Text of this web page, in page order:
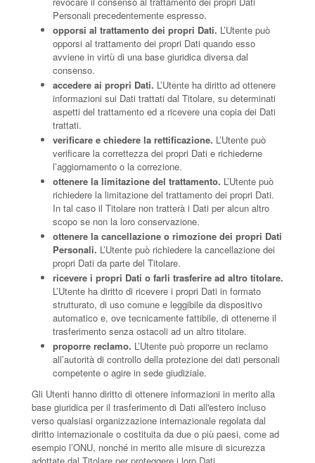
Personali precedentemente espresso.
opporsi al trattamento dei propri Dati. L’Utente può
opporsi al trattamento dei propri Dati quando esso
avviene in virtù di una base giuridica diversa dal
consenso.
accedere ai propri Dati. L’Utente ha diritto ad ottenere
informazioni sui Dati trattati dal Titolare, su determinati
aspetti del trattamento ed a ricevere una copia dei Dati
trattati.
verificare e chiedere la rettificazione. L’Utente può
verificare la correttezza dei propri Dati e richiederne
l’aggiornamento o la correzione.
ottenere la limitazione del trattamento. L’Utente può
richiedere la limitazione del trattamento dei propri Dati.
In tal caso il Titolare non tratterà i Dati per alcun altro
scopo se non la loro conservazione.
ottenere la cancellazione o rimozione dei propri Dati
Personali. L’Utente può richiedere la cancellazione dei
propri Dati da parte del Titolare.
ricevere i propri Dati o farli trasferire ad altro titolare.
L’Utente ha diritto di ricevere i propri Dati in formato
strutturato, di uso comune e leggibile da dispositivo
automatico e, ove tecnicamente fattibile, di ottenerne il
trasferimento senza ostacoli ad un altro titolare.
proporre reclamo. L’Utente può proporre un reclamo
all’autorità di controllo della protezione dei dati personali
competente o agire in sede giudiziale.
Gli Utenti hanno diritto di ottenere informazioni in merito alla
base giuridica per il trasferimento di Dati all'estero incluso
verso qualsiasi organizzazione internazionale regolata dal
diritto internazionale o costituita da due o più paesi, come ad
esempio l’ONU, nonché in merito alle misure di sicurezza
adottate dal Titolare per proteggere i loro Dati.